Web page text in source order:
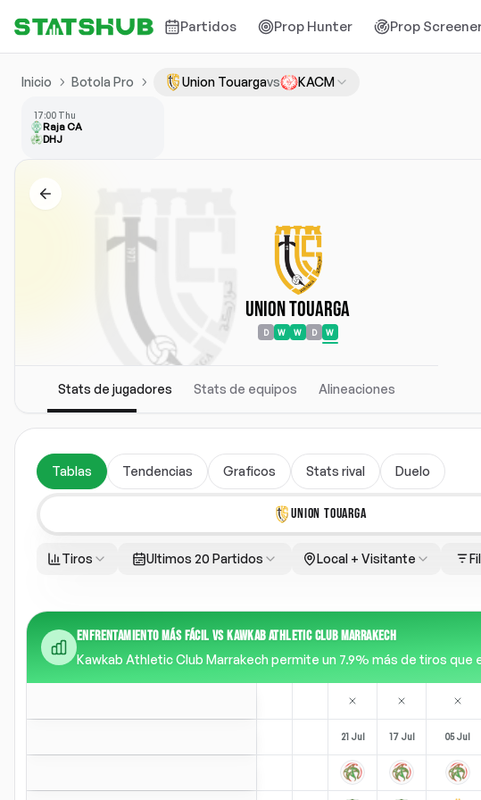
Partidos Prop Hunter Prop
Inicio Botola Pro Union Touargavs KACM
17:00 Thu
Raja CA
DHJ
Union Touarga
D W W D W
Stats de jugadores Stats de equipos Alineaciones
Tablas Tendencias Graficos Stats rival Duelo
UNION TOUARGA
Tiros Ultimos 20 Partidos Local + Visitante
ENFRENTAMIENTO MÁS FÁCIL VS KAWKAB ATHLETIC CLUB MARRAKECH
Kawkab Athletic Club Marrakech permite un 7.9% más de tiros que
21 Jul 17 Jul 05 Jul